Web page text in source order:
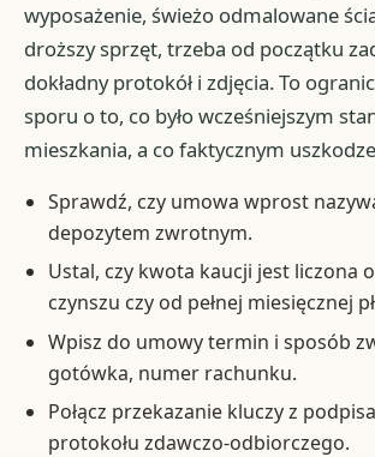
wyposażenie, świeżo odmalowane
droższy sprzęt, trzeba od początku
dokładny protokół i zdjęcia. To
sporu o to, co było wcześniejszym
mieszkania, a co faktycznym
Sprawdź, czy umowa wprost
depozytem zwrotnym.
Ustal, czy kwota kaucji jest liczona
czynszu czy od pełnej miesięcznej
Wpisz do umowy termin i sposób
gotówka, numer rachunku.
Połącz przekazanie kluczy z
protokołu zdawczo-odbiorczego.